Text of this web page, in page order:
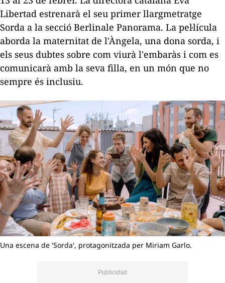
Libertad estrenarà el seu primer llargmetratge
Sorda a la secció Berlinale Panorama. La pel·lícula
aborda la maternitat de l'Àngela, una dona sorda, i
els seus dubtes sobre com viurà l'embaràs i com es
comunicarà amb la seva filla, en un món que no
sempre és inclusiu.
Una escena de 'Sorda', protagonitzada per Miriam Garlo.